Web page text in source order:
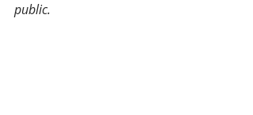
public.